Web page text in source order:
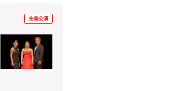
主催公演